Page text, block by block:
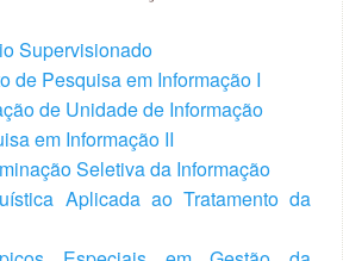
Supervisionado
de Pesquisa em Informação I
de Unidade de Informação
em Informação II
Seletiva da Informação
Aplicada ao Tratamento da